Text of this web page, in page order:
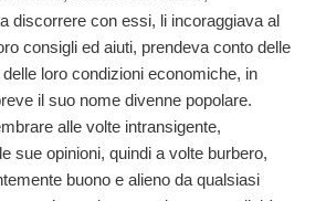
discorrere con essi, li incoraggiava al
consigli ed aiuti, prendeva conto delle
loro condizioni economiche, in
il suo nome divenne popolare.
alle volte intransigente,
sue opinioni, quindi a volte burbero,
buono e alieno da qualsiasi